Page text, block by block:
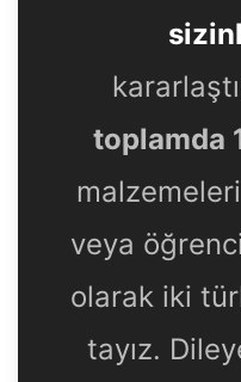
toplamda
veya
olarak iki
tayız.